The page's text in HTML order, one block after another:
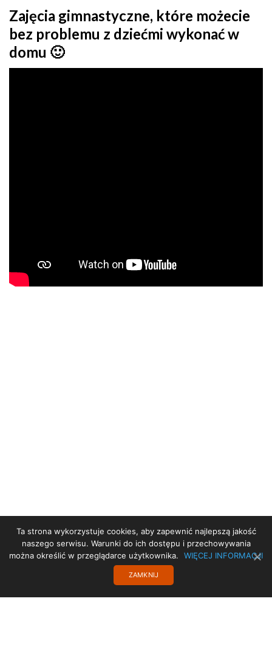
Zajęcia gimnastyczne, które możecie
bez problemu z dziećmi wykonać w
domu 🙂
Ta strona wykorzystuje cookies, aby zapewnić najlepszą jakość
naszego serwisu. Warunki do ich dostępu i przechowywania
można określić w przeglądarce użytkownika.
WIĘCEJ INFORMACJI
ZAMKNIJ
STRONA GŁÓWNA
PRZYDATNE LINKI
POLITYKA PRYWATNOŚCI